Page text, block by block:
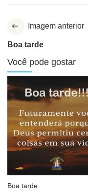
Imagem anterior
Boa tarde
Você pode gostar
Boa tarde